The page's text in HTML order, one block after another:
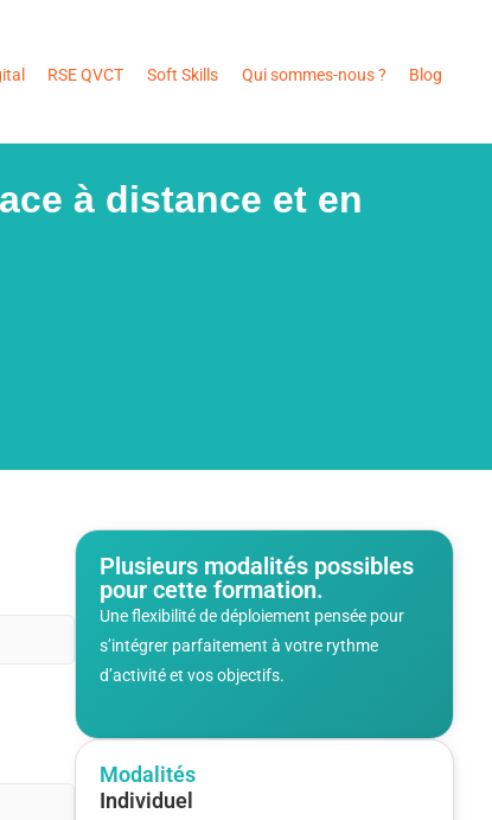
RSE QVCT Soft Skills Qui sommes-nous ? Blog
à distance et en
Plusieurs modalités possibles
pour cette formation.
Une flexibilité de déploiement pensée pour
s’intégrer parfaitement à votre rythme
d’activité et vos objectifs.
Modalités
Individuel